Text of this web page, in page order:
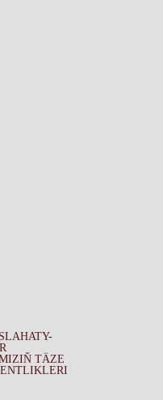
TÄZE